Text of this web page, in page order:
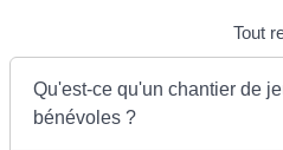
Tout
Qu'est-ce qu'un chantier de
bénévoles ?